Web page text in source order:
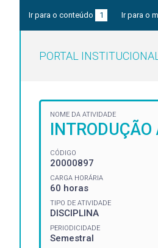
Ir para o conteúdo 1 Ir para o
PORTAL INSTITUCIONAL
NOME DA ATIVIDADE
INTRODUÇÃO
CÓDIGO
20000897
CARGA HORÁRIA
60 horas
TIPO DE ATIVIDADE
DISCIPLINA
PERIODICIDADE
Semestral